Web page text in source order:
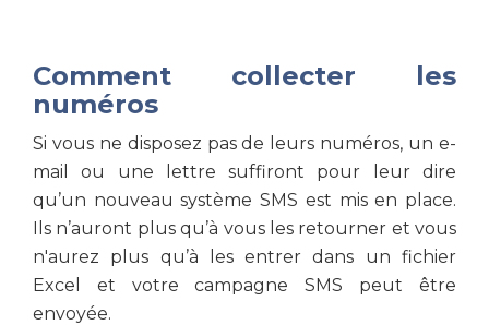
Comment collecter les
numéros
Si vous ne disposez pas de leurs numéros, un e-
mail ou une lettre suffiront pour leur dire
qu’un nouveau système SMS est mis en place.
Ils n’auront plus qu’à vous les retourner et vous
n'aurez plus qu’à les entrer dans un fichier
Excel et votre campagne SMS peut être
envoyée.